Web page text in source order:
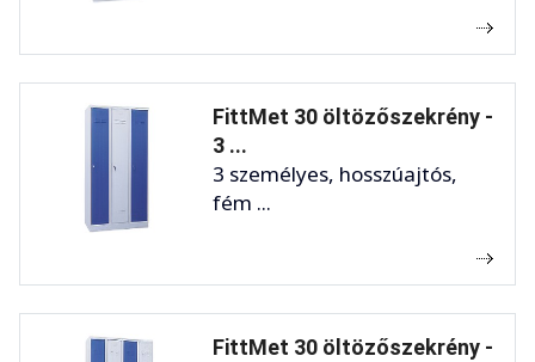
FittMet 30 öltözőszekrény -
3 ...
3 személyes, hosszúajtós,
fém ...
FittMet 30 öltözőszekrény -